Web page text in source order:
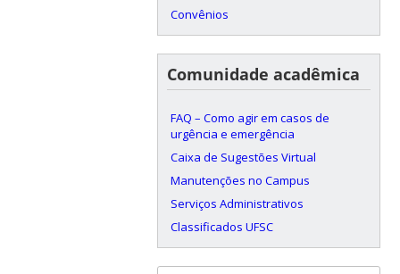
Convênios
Comunidade acadêmica
FAQ – Como agir em casos de
urgência e emergência
Caixa de Sugestões Virtual
Manutenções no Campus
Serviços Administrativos
Classificados UFSC